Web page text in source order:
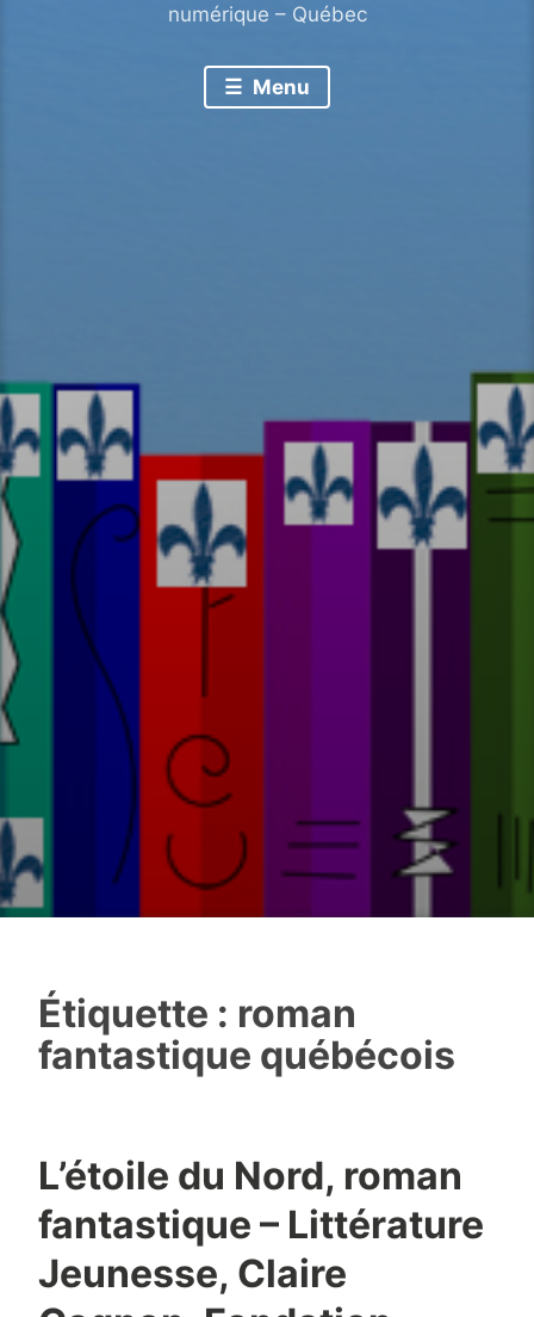
numérique – Québec
Menu
Étiquette : roman
fantastique québécois
L’étoile du Nord, roman
fantastique – Littérature
Jeunesse, Claire